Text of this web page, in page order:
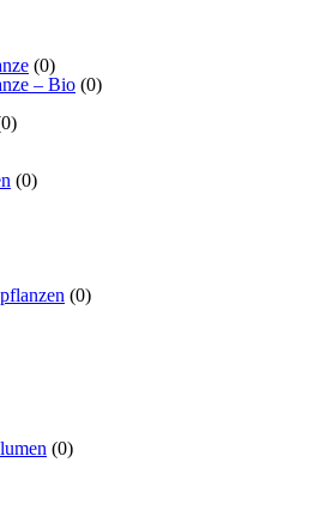
(0)
– Bio (0)
(0)
(0)
(0)